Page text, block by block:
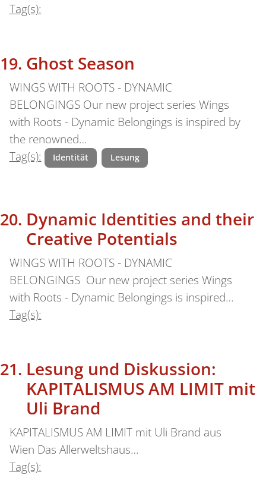
Tag(s):
Ghost Season
WINGS WITH ROOTS - DYNAMIC
BELONGINGS Our new project series Wings
with Roots - Dynamic Belongings is inspired by
the renowned…
Tag(s):
Identität Lesung
Dynamic Identities and their
Creative Potentials
WINGS WITH ROOTS - DYNAMIC
BELONGINGS Our new project series Wings
with Roots - Dynamic Belongings is inspired…
Tag(s):
Lesung und Diskussion:
KAPITALISMUS AM LIMIT mit
Uli Brand
KAPITALISMUS AM LIMIT mit Uli Brand aus
Wien Das Allerweltshaus…
Tag(s):